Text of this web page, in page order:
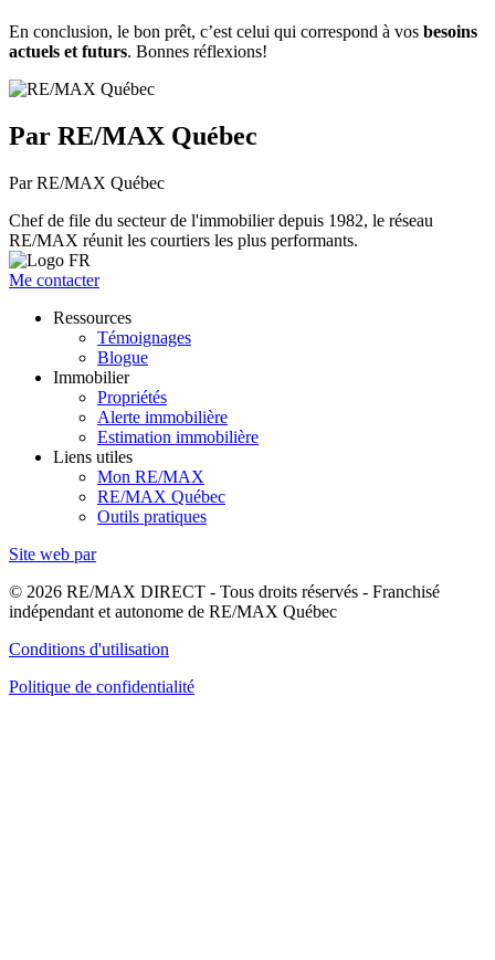
En conclusion, le bon prêt, c’est celui qui correspond à vos besoins
actuels et futurs. Bonnes réflexions!
Par RE/MAX Québec
Par RE/MAX Québec
Chef de file du secteur de l'immobilier depuis 1982, le réseau
RE/MAX réunit les courtiers les plus performants.
Me contacter
Ressources
Témoignages
Blogue
Immobilier
Propriétés
Alerte immobilière
Estimation immobilière
Liens utiles
Mon RE/MAX
RE/MAX Québec
Outils pratiques
Site web par
© 2026 RE/MAX DIRECT - Tous droits réservés - Franchisé
indépendant et autonome de RE/MAX Québec
Conditions d'utilisation
Politique de confidentialité